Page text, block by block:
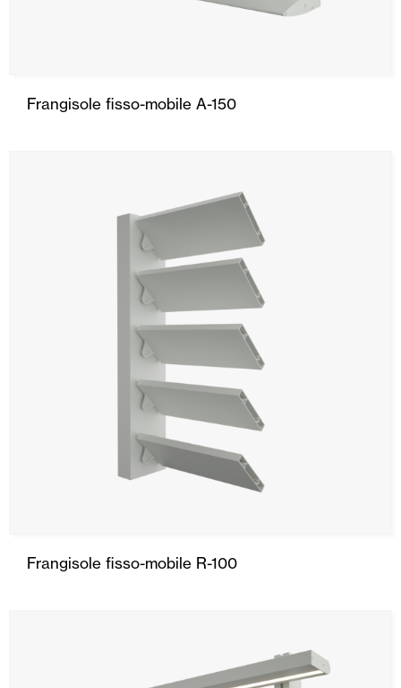
Frangisole fisso-mobile A-150
Frangisole fisso-mobile R-100